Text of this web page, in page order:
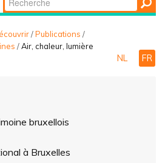
Recherche
avancée…
/Publications /
/Air, chaleur, lumière
NL FR
bruxellois
à Bruxelles